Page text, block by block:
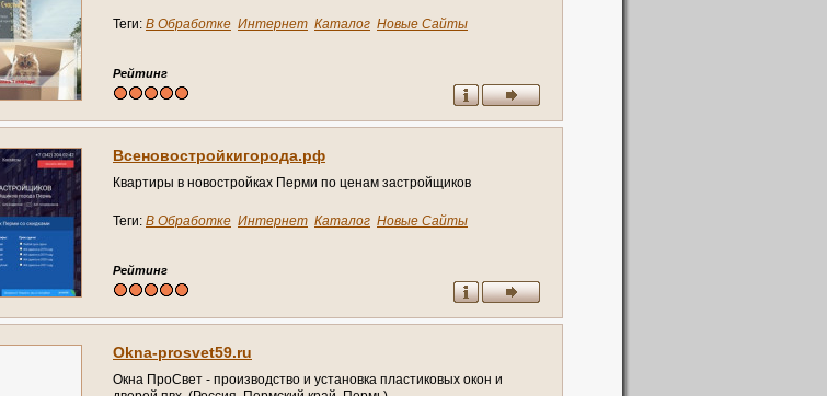
Теги: В Обработке Интернет Каталог Новые Сайты
Рейтинг
Всеновостройкигорода.рф
Квартиры в новостройках Перми по ценам застройщиков
Теги: В Обработке Интернет Каталог Новые Сайты
Рейтинг
Okna-prosvet59.ru
Окна ПроСвет - производство и установка пластиковых окон и